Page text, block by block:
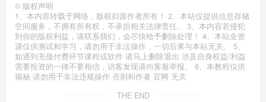
© 版权声明
1、本内容转载于网络，版权归原作者所有！ 2、本站仅提供信息存储
空间服务，不拥有所有权，不承担相关法律责任。 3、本内容若侵犯
到你的版权利益，请联系我们，会尽快给予删除处理！ 4、本站全资
源仅供测试和学习，请勿用于非法操作，一切后果与本站无关。 5、
如遇到充值付费环节课程或软件 请马上删除退出 涉及自身权益/利益
需要投资的一律不要相信，访客发现请向客服举报。 6、本教程仅供
揭秘 请勿用于非法违规操作 否则和作者 官网 无关
THE END